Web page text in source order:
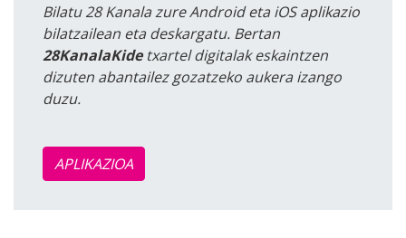
Bilatu 28 Kanala zure Android eta iOS aplikazio
bilatzailean eta deskargatu. Bertan
28KanalaKidetxartel digitalak eskaintzen
dizuten abantailez gozatzeko aukera izango
duzu.
APLIKAZIOA